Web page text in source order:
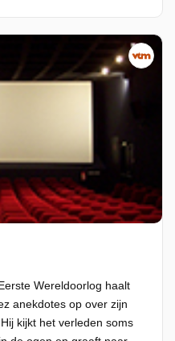
Wereldoorlog haalt
anekdotes op over zijn
kijkt het verleden soms